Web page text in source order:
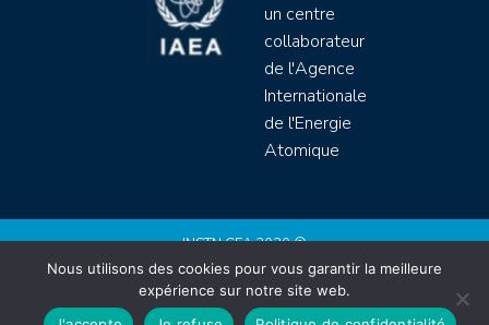
un centre
collaborateur
de l'Agence
Internationale
de l'Energie
Atomique
INSTN CEA 2020 ©
Politique de protection de données (rgpd)
Règlement intérieur
Mentions légales
Nous utilisons des cookies pour vous garantir la meilleure
expérience sur notre site web.